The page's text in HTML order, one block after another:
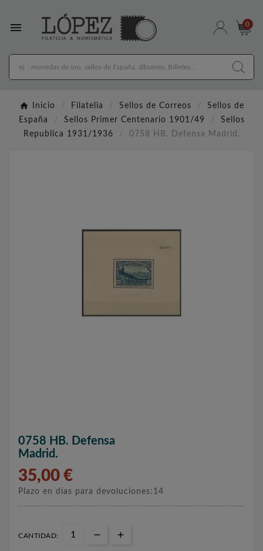
 0
Inicio Filatelia Sellos de Correos
Sellos de
España
Sellos Primer Centenario 1901/49
Sellos
Republica 1931/1936
0758 HB. Defensa Madrid.
0758 HB. Defensa
Madrid.
35,00 €
Plazo en días para devoluciones:14
CANTIDAD: